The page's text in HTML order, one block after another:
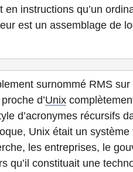
en instructions qu’un
est un assemblage de
surnommé RMS
d’Unix
d’acronymes récursifs
Unix était un
les entreprises, le
qu’il constituait une